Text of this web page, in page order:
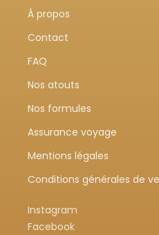
À propos
Contact
FAQ
Nos atouts
Nos formules
Assurance voyage
Mentions légales
Conditions générales de
Instagram
Facebook